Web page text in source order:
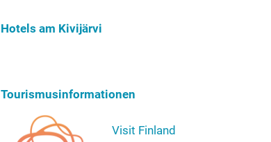
Hotels am Kivijärvi
Tourismusinformationen
Visit Finland